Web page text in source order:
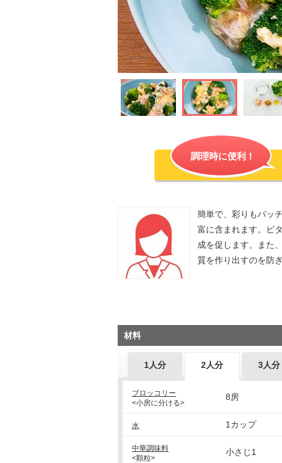
調理時に便利！
簡単で、彩りもバッ
富に含まれます。ビ
成を促します。また
質を作り出すのを防ぎ
材料
1人分 2人分 3人分
ブロッコリー
<小房に分ける>
8房
水 1カップ
中華調味料
<顆粒>
小さじ1